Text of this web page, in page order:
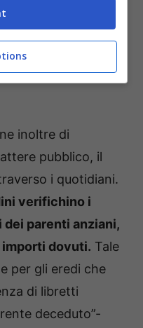
inoltre di
pubblico, il
i quotidiani.
verifichino i
parenti anziani,
dovuti. Tale
per gli eredi che
di libretti
deceduto”-